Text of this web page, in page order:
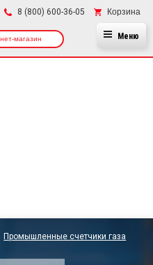
8 (800) 600-36-05 Корзина
магазин Меню
Промышленные счетчики газа
×